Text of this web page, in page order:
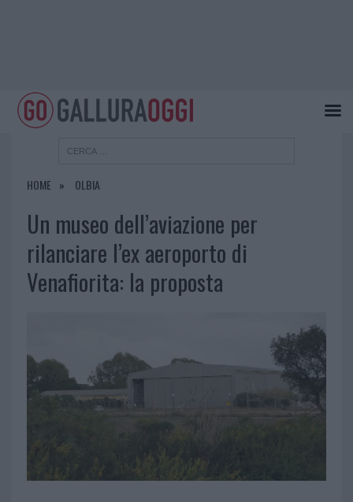
HOME OLBIA
Un museo dell’aviazione per
rilanciare l’ex aeroporto di
Venafiorita: la proposta